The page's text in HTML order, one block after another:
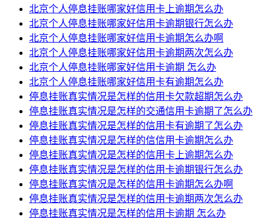
北京个人停息挂账哪家好信用卡上逾期怎么办
北京个人停息挂账哪家好信用卡逾期银行怎么办
北京个人停息挂账哪家好信用卡逾期怎么办啊
北京个人停息挂账哪家好信用卡逾期两次怎么办
北京个人停息挂账哪家好信用卡逾期 怎么办
北京个人停息挂账哪家好信用卡有逾期怎么办
停息挂账真实情况是怎样的信用卡欠款超期怎么办
停息挂账真实情况是怎样的交通信用卡逾期了怎么办
停息挂账真实情况是怎样的信用卡有逾期了怎么办
停息挂账真实情况是怎样的信信用卡逾期怎么办
停息挂账真实情况是怎样的信用卡上逾期怎么办
停息挂账真实情况是怎样的信用卡逾期银行怎么办
停息挂账真实情况是怎样的信用卡逾期怎么办啊
停息挂账真实情况是怎样的信用卡逾期两次怎么办
停息挂账真实情况是怎样的信用卡逾期 怎么办